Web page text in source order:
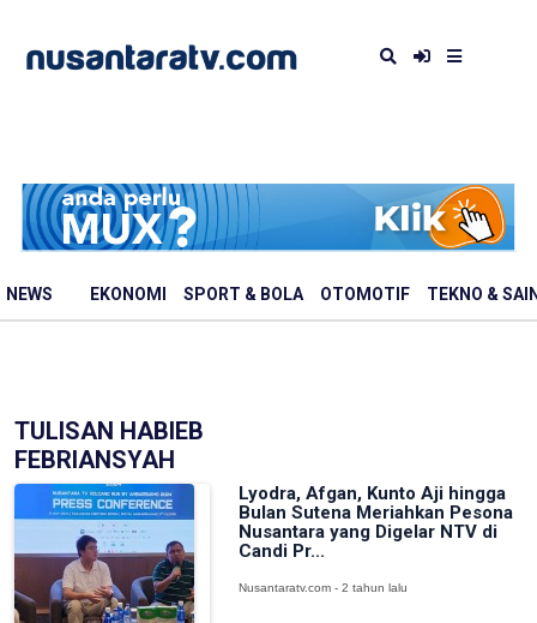
NEWS EKONOMI SPORT & BOLA OTOMOTIF TEKNO &
TULISAN HABIEB
FEBRIANSYAH
Lyodra, Afgan, Kunto Aji hingga
Bulan Sutena Meriahkan Pesona
Nusantara yang Digelar NTV di
Candi Pr...
Nusantaratv.com - 2 tahun lalu